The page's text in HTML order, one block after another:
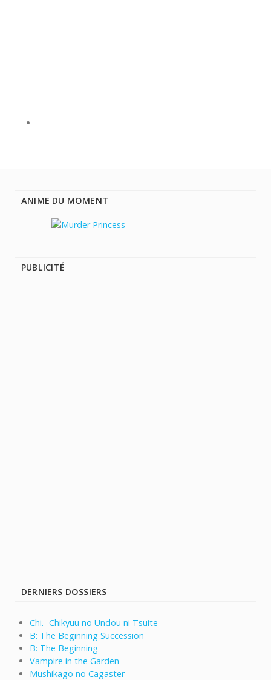
ANIME DU MOMENT
PUBLICITÉ
DERNIERS DOSSIERS
Chi. -Chikyuu no Undou ni Tsuite-
B: The Beginning Succession
B: The Beginning
Vampire in the Garden
Mushikago no Cagaster